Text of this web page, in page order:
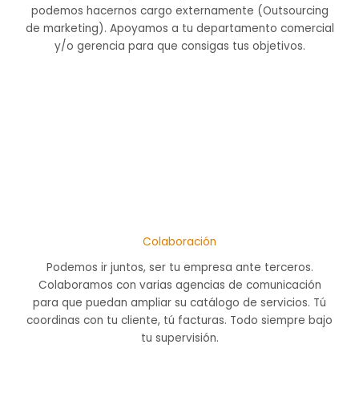
podemos hacernos cargo externamente (Outsourcing
de marketing). Apoyamos a tu departamento comercial
y/o gerencia para que consigas tus objetivos.
Colaboración
Podemos ir juntos, ser tu empresa ante terceros.
Colaboramos con varias agencias de comunicación
para que puedan ampliar su catálogo de servicios. Tú
coordinas con tu cliente, tú facturas. Todo siempre bajo
tu supervisión.